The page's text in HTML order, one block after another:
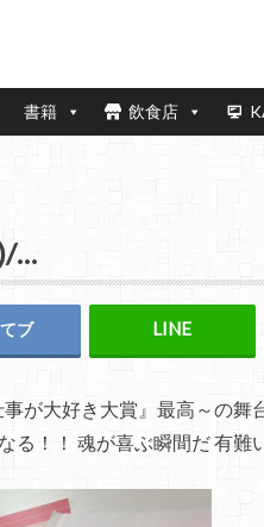
書籍 飲食店
…
ブ
が大好き大賞』最高～の舞
！！ 魂が喜ぶ瞬間だ 有難